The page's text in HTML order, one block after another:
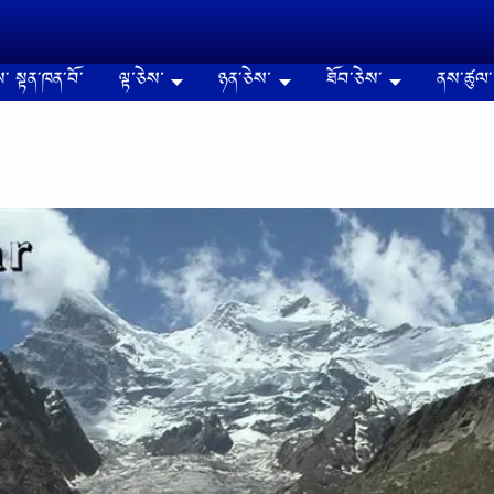
སྟན༌ཁན༌བོ༌ ལྟ་ཅེས་ ཉན༌ཅེས་ ཐོབ༌ཅེས༌ ནས༌ཚུལ༌